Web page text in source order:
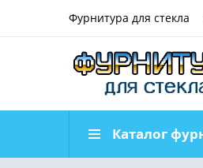
Фурнитура для стекла
Каталог